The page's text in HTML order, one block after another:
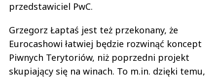
przedstawiciel PwC.
Grzegorz Łaptaś jest też przekonany, że
Eurocashowi łatwiej będzie rozwinąć koncept
Piwnych Terytoriów, niż poprzedni projekt
skupiający się na winach. To m.in. dzięki temu,